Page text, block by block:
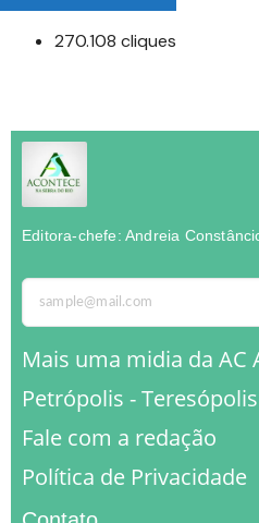
270.108 cliques
Editora-chefe: Andreia
Mais uma midia da AC
Petrópolis -
Fale com a redação
Política de Privacidade